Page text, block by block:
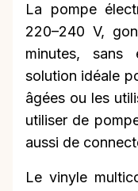
La pompe
220–240 V,
minutes, sans
solution idéale
âgées ou les
utiliser de
aussi de
Le vinyle